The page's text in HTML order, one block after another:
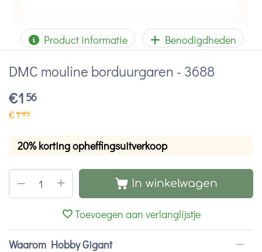
Product informatie Benodigdheden
DMC mouline borduurgaren - 3688
€1 56
€195
20% korting opheffingsuitverkoop
+
− In winkelwagen
Toevoegen aan verlanglijstje
Waarom Hobby Gigant